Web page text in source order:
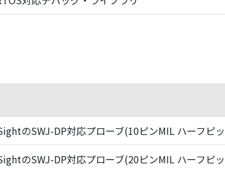
のSWJ-DP対応プローブ(10ピンMIL ハーフピ
のSWJ-DP対応プローブ(20ピンMIL ハーフピ